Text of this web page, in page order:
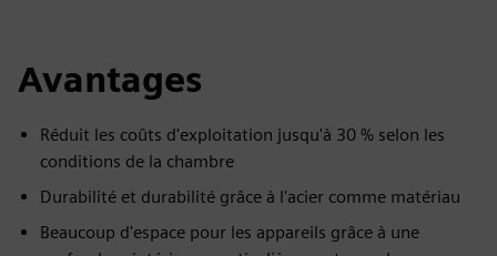
Avantages
Réduit les coûts d'exploitation jusqu'à 30 % selon les
conditions de la chambre
Durabilité et durabilité grâce à l'acier comme matériau
Beaucoup d'espace pour les appareils grâce à une